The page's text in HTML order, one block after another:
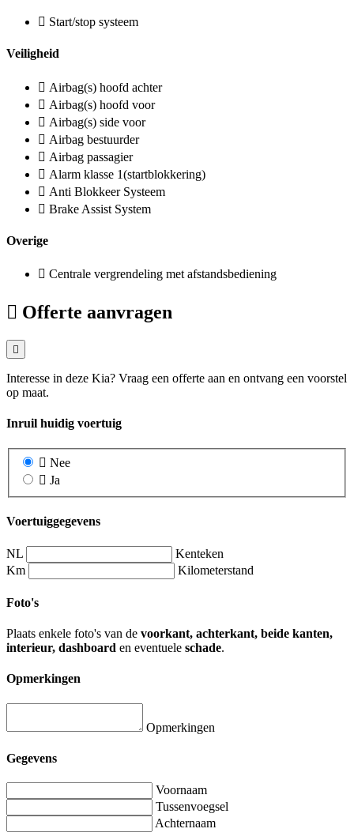
Start/stop systeem
Veiligheid
Airbag(s) hoofd achter
Airbag(s) hoofd voor
Airbag(s) side voor
Airbag bestuurder
Airbag passagier
Alarm klasse 1(startblokkering)
Anti Blokkeer Systeem
Brake Assist System
Overige
Centrale vergrendeling met afstandsbediening
Offerte aanvragen
Interesse in deze Kia? Vraag een offerte aan en ontvang een voorstel
op maat.
Inruil huidig voertuig
Nee
Ja
Voertuiggegevens
NL
Kenteken
Km
Kilometerstand
Foto's
Plaats enkele foto's van de voorkant, achterkant, beide kanten,
interieur, dashboard en eventuele schade.
Opmerkingen
Opmerkingen
Gegevens
Voornaam
Tussenvoegsel
Achternaam